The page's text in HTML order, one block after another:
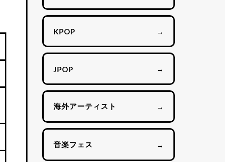
KPOP →
JPOP →
海外アーティスト →
音楽フェス →